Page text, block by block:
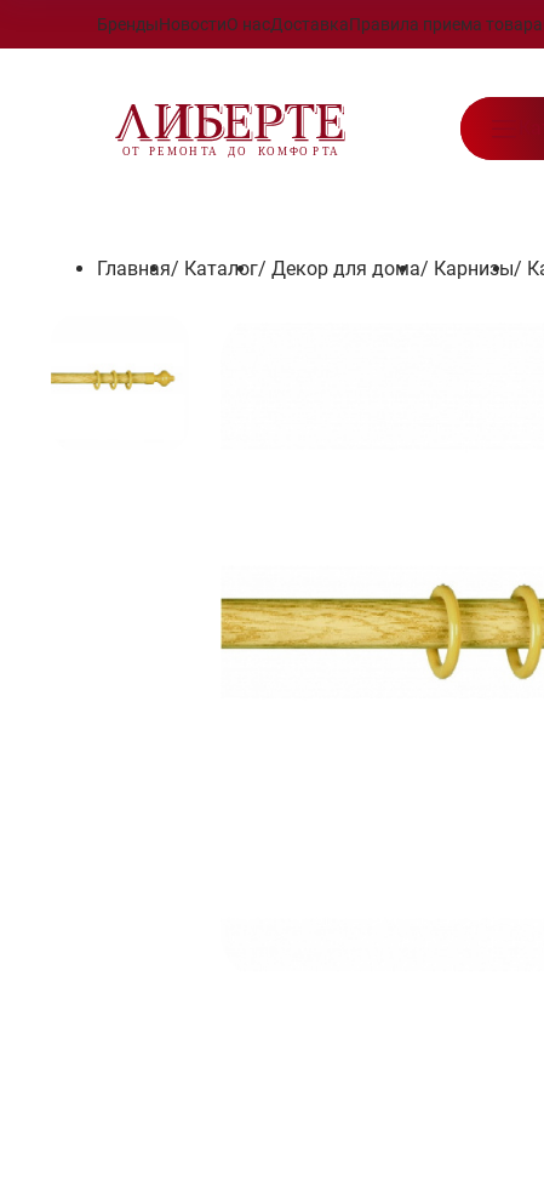
БрендыНовостиО насДоставкаПравила приема товара
Главная/ Каталог/ Декор для дома/ Карнизы/